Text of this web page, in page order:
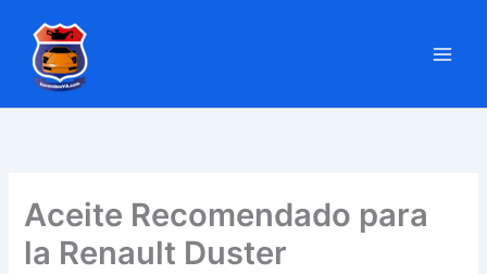
contenido
Aceite Recomendado para
la Renault Duster